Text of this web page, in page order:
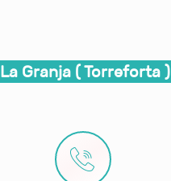
La Granja ( Torreforta )